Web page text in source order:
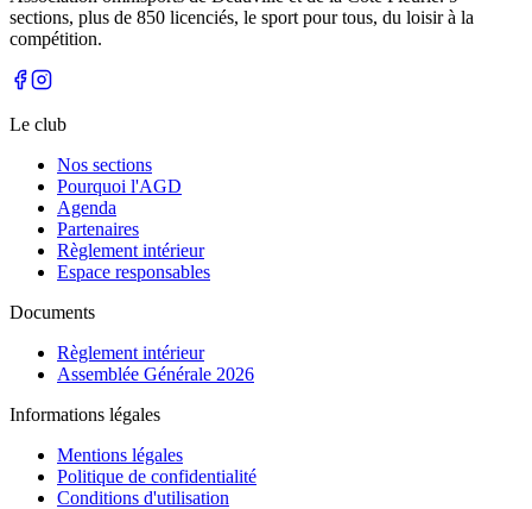
sections, plus de 850 licenciés, le sport pour tous, du loisir à la
compétition.
Le club
Nos sections
Pourquoi l'AGD
Agenda
Partenaires
Règlement intérieur
Espace responsables
Documents
Règlement intérieur
Assemblée Générale 2026
Informations légales
Mentions légales
Politique de confidentialité
Conditions d'utilisation